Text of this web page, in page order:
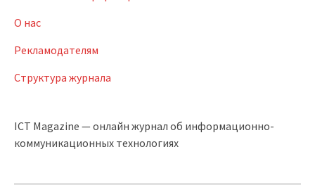
О нас
Рекламодателям
Структура журнала
ICT Magazine — онлайн журнал об информационно-
коммуникационных технологиях